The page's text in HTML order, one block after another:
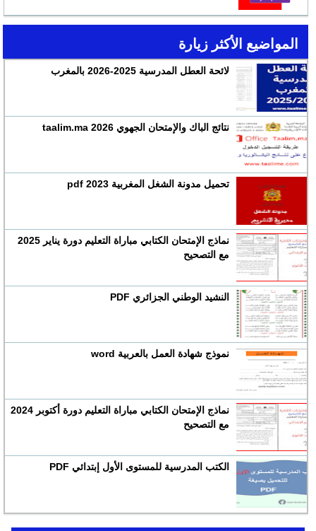
المواضيع الأكثر زيارة
لائحة العطل المدرسية 2025-2026 بالمغرب
نتائج الباك والإمتحان الجهوي 2026 taalim.ma
تحميل مدونة الشغل المغربية 2023 pdf
نماذج الإمتحان الكتابي مباراة التعليم دورة يناير 2025
مع التصحيح
النشيد الوطني الجزائري PDF
نموذج شهادة العمل بالعربية word
نماذج الإمتحان الكتابي مباراة التعليم دورة أكتوبر 2024
مع التصحيح
الكتب المدرسية للمستوى الأول إبتدائي PDF